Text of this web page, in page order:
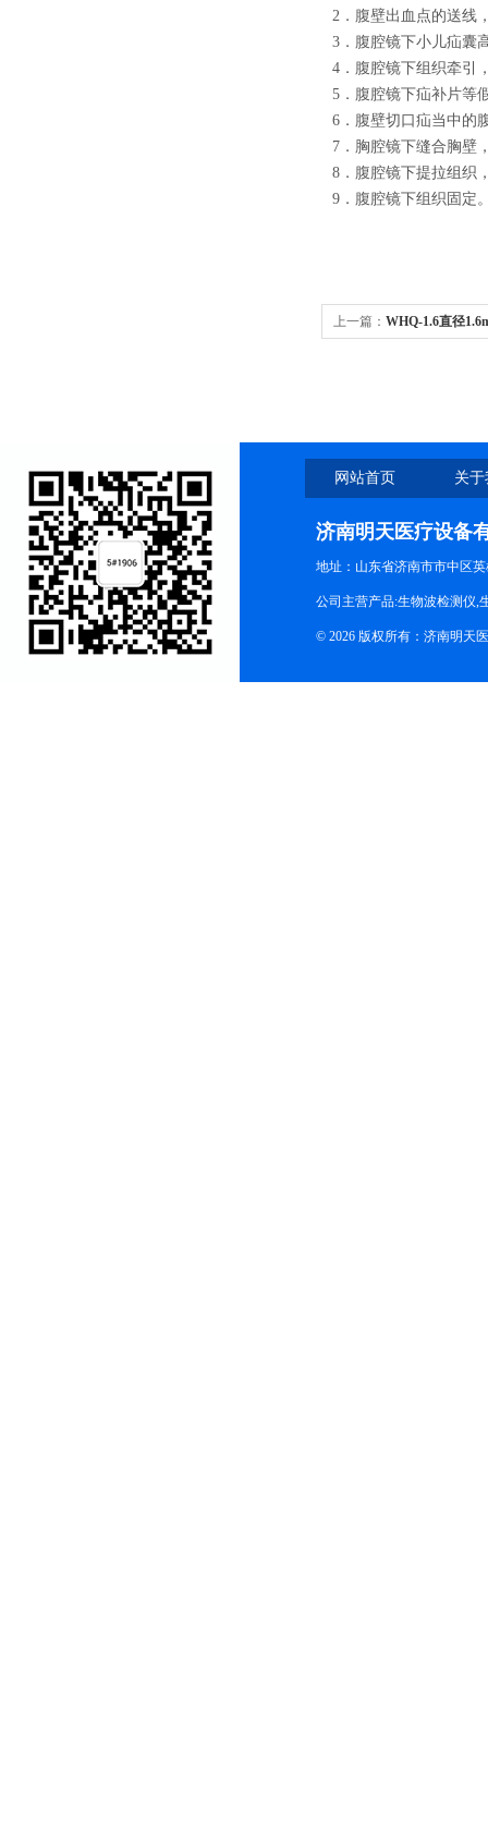
2．腹壁出血点的送线
3．腹腔镜下小儿疝囊
4．腹腔镜下组织牵引
5．腹腔镜下疝补片等
6．腹壁切口疝当中的
7．胸腔镜下缝合胸壁
8．腹腔镜下提拉组织
9．腹腔镜下组织固定
上一篇： WHQ-1.6直径
网站首页 关
济南明天医疗设备
地址：山东省济南市市中区
公司主营产品:生物波检测仪,
© 2026 版权所有：济南明天